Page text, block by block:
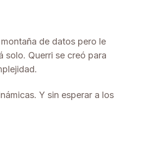
de datos pero le
solo. Querri se creó para
Y sin esperar a los